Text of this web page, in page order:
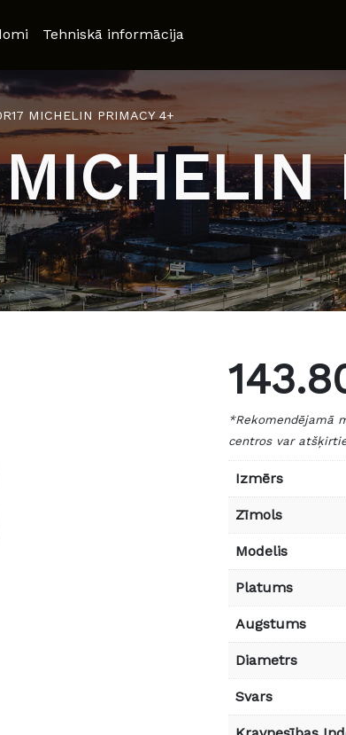
Tehniskā informācija
MICHELIN PRIMACY 4+
*Rekomendējamā
centros var
Izmērs
Zīmols
Modelis
Platums
Augstums
Diametrs
Svars